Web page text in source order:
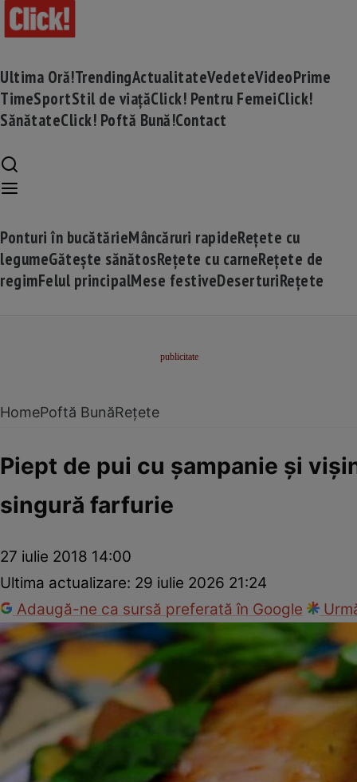
Ultima Oră!TrendingActualitateVedeteVideoPrime
TimeSportStil de viațăClick! Pentru FemeiClick!
SănătateClick! Poftă Bună!Contact
Ponturi în bucătărieMâncăruri rapideRețete cu
legumeGătește sănătosRețete cu carneRețete de
regimFelul principalMese festiveDeserturiRețete
HomePoftă BunăRețete
Piept de pui cu şampanie şi
singură farfurie
27 iulie 2018 14:00
Ultima actualizare: 29 iulie 2026 21:24
Adaugă-ne ca sursă preferată în Google